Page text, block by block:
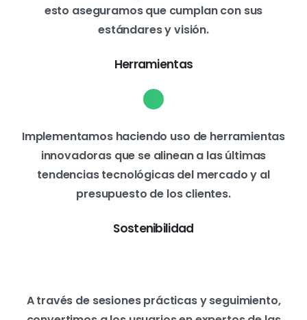
esto aseguramos que cumplan con sus
estándares y visión.
Herramientas
Implementamos haciendo uso de herramientas
innovadoras que se alinean a las últimas
tendencias tecnológicas del mercado y al
presupuesto de los clientes.
Sostenibilidad
A través de sesiones prácticas y seguimiento,